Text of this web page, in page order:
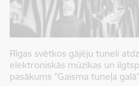
Rīgas svētkos gājēju tuneli
elektroniskās mūzikas un
pasākums "Gaisma tuneļa galā"